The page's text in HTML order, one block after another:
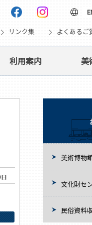
language
chevron_right リンク集 chevron_right よくあるご
利用案内 美
美術博物
文化財セ
民俗資料